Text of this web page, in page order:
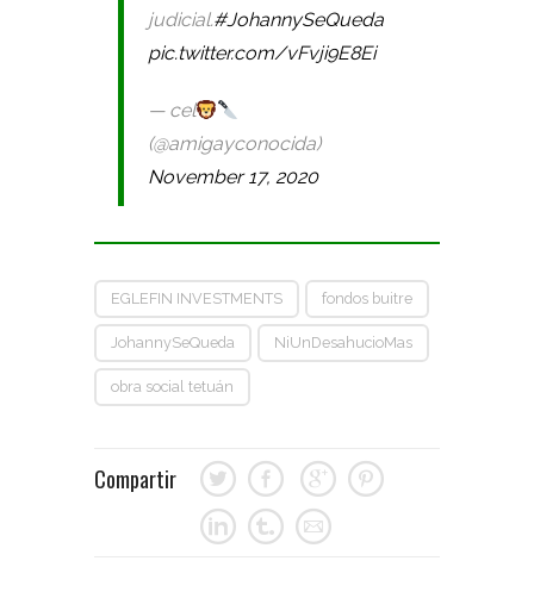
judicial.#JohannySeQueda
pic.twitter.com/vFvji9E8Ei
— cel
(@amigayconocida)
November 17, 2020
EGLEFIN INVESTMENTS fondos buitre
JohannySeQueda NiUnDesahucioMas
obra social tetuán
Compartir